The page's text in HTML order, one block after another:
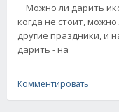
Можно ли дарить
когда не стоит,
другие праздники, и
дарить - на
Комментировать